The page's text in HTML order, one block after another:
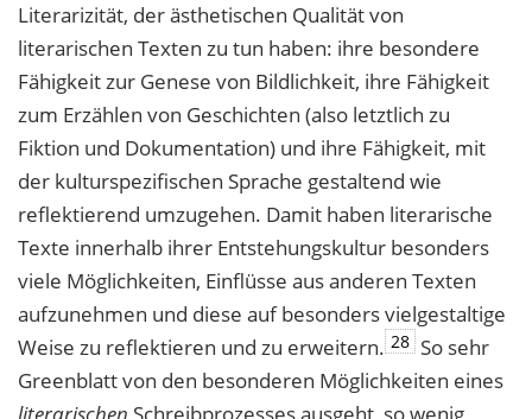
Literarizität, der ästhetischen Qualität von
literarischen Texten zu tun haben: ihre besondere
Fähigkeit zur Genese von Bildlichkeit, ihre Fähigkeit
zum Erzählen von Geschichten (also letztlich zu
Fiktion und Dokumentation) und ihre Fähigkeit, mit
der kulturspezifischen Sprache gestaltend wie
reflektierend umzugehen. Damit haben literarische
Texte innerhalb ihrer Entstehungskultur besonders
viele Möglichkeiten, Einflüsse aus anderen Texten
aufzunehmen und diese auf besonders vielgestaltige
Weise zu reflektieren und zu erweitern. 28 So sehr
Greenblatt von den besonderen Möglichkeiten eines